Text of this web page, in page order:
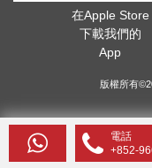
電話
+852-
在Apple Store
下載我們的
App
版權所有